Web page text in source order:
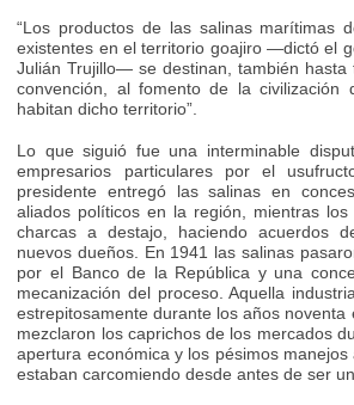
“Los productos de las salinas marítimas
existentes en el territorio goajiro —dictó el
Julián Trujillo— se destinan, también
convención, al fomento de la civilización
habitan dicho territorio”.
Lo que siguió fue una interminable
empresarios particulares por el
presidente entregó las salinas en
aliados políticos en la región, mientras
charcas a destajo, haciendo acuerdos
nuevos dueños. En 1941 las salinas
por el Banco de la República y una
mecanización del proceso. Aquella
estrepitosamente durante los años noventa
mezclaron los caprichos de los mercados
apertura económica y los pésimos
estaban carcomiendo desde antes de ser